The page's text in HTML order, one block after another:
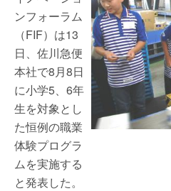
ンフォーラム
（FIF）は13
日、佐川急便
本社で8月8日
に小学5、6年
生を対象とし
た恒例の職業
体験プログラ
ムを実施する
と発表した。